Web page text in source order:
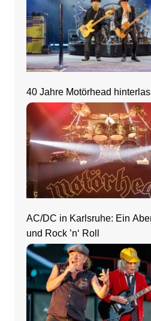
40 Jahre Motörhead
AC/DC in Karlsruhe: Ein
und Rock ’n‘ Roll